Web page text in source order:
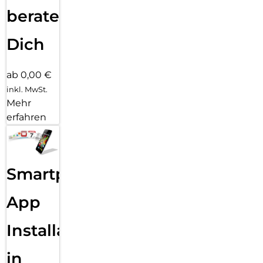
dies möglich ist und unterstützen PLANT-MY-TREE bei der
Waldumbau in Deutschland mit jedem verkauften X-Pro
Schutzglas mit mindestens 10 Cent.
beraten
Dich
ab 0,00 €
inkl. MwSt.
Mehr
erfahren
Smartphone
App
Installation
in